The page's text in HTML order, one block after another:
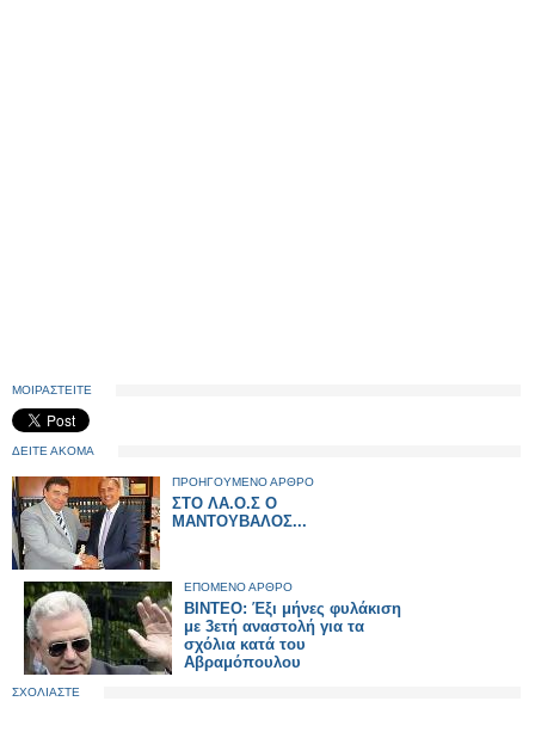
ΜΟΙΡΑΣΤΕΙΤΕ
ΔΕΙΤΕ ΑΚΟΜΑ
ΠΡΟΗΓΟΥΜΕΝΟ ΑΡΘΡΟ
ΣΤΟ ΛΑ.Ο.Σ Ο
ΜΑΝΤΟΥΒΑΛΟΣ...
ΕΠΟΜΕΝΟ ΑΡΘΡΟ
ΒΙΝΤΕΟ: Έξι μήνες φυλάκιση
με 3ετή αναστολή για τα
σχόλια κατά του
Αβραμόπουλου
ΣΧΟΛΙΑΣΤΕ